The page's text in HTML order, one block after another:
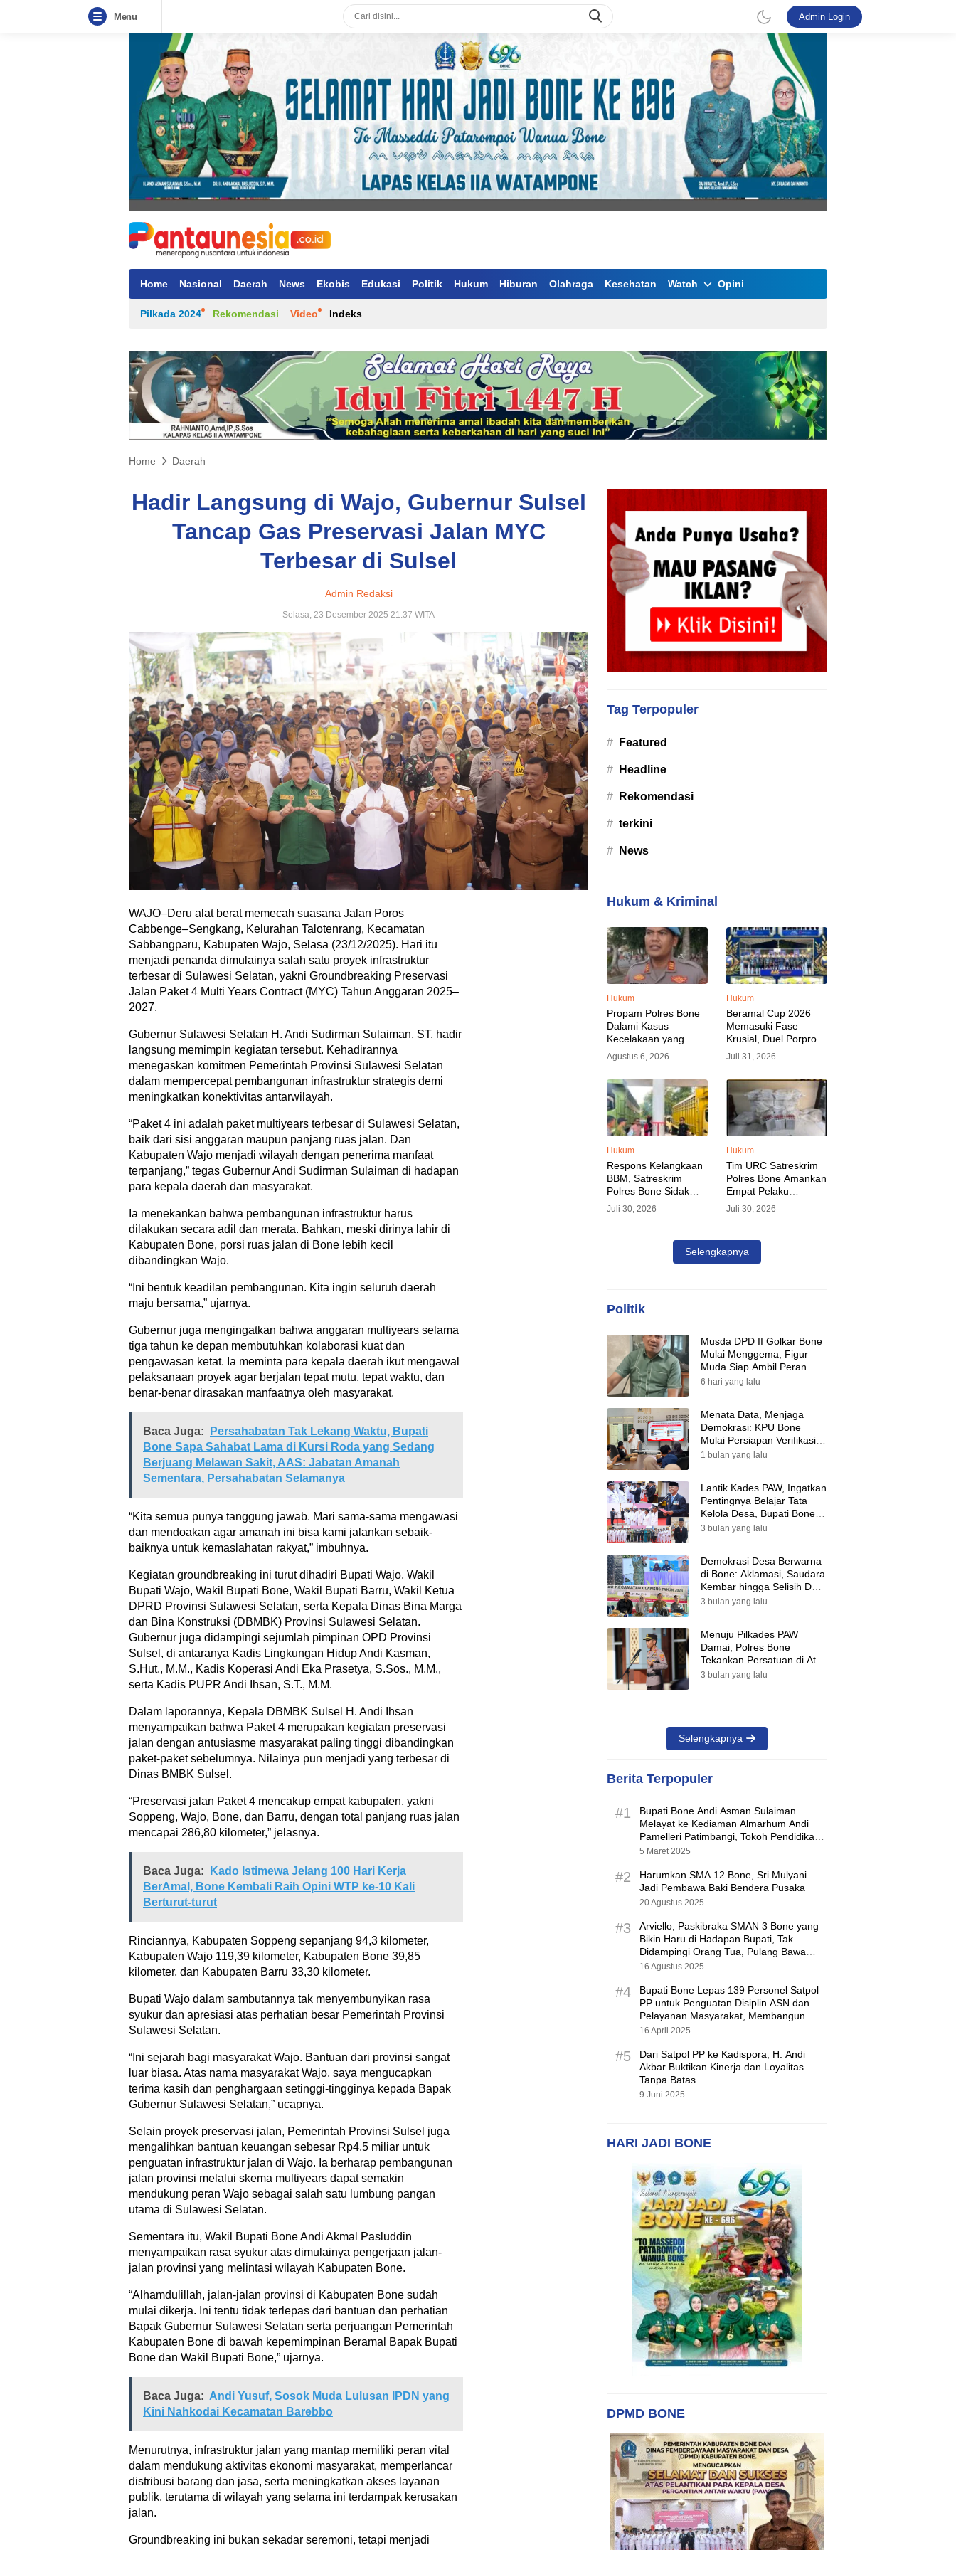
Menu Admin Login
Home Nasional Daerah News Ekobis Edukasi Politik Hukum Hiburan Olahraga Kesehatan Watch Opini
Pilkada 2024 Rekomendasi Video Indeks
Home Daerah
Hadir Langsung di Wajo, Gubernur Sulsel
Tancap Gas Preservasi Jalan MYC
Terbesar di Sulsel
Admin Redaksi
Selasa, 23 Desember 2025 21:37 WITA
WAJO–Deru alat berat memecah suasana Jalan Poros
Cabbenge–Sengkang, Kelurahan Talotenrang, Kecamatan
Sabbangparu, Kabupaten Wajo, Selasa (23/12/2025). Hari itu
menjadi penanda dimulainya salah satu proyek infrastruktur
terbesar di Sulawesi Selatan, yakni Groundbreaking Preservasi
Jalan Paket 4 Multi Years Contract (MYC) Tahun Anggaran 2025–
2027.
Gubernur Sulawesi Selatan H. Andi Sudirman Sulaiman, ST, hadir
langsung memimpin kegiatan tersebut. Kehadirannya
menegaskan komitmen Pemerintah Provinsi Sulawesi Selatan
dalam mempercepat pembangunan infrastruktur strategis demi
meningkatkan konektivitas antarwilayah.
“Paket 4 ini adalah paket multiyears terbesar di Sulawesi Selatan,
baik dari sisi anggaran maupun panjang ruas jalan. Dan
Kabupaten Wajo menjadi wilayah dengan penerima manfaat
terpanjang,” tegas Gubernur Andi Sudirman Sulaiman di hadapan
para kepala daerah dan masyarakat.
Ia menekankan bahwa pembangunan infrastruktur harus
dilakukan secara adil dan merata. Bahkan, meski dirinya lahir di
Kabupaten Bone, porsi ruas jalan di Bone lebih kecil
dibandingkan Wajo.
“Ini bentuk keadilan pembangunan. Kita ingin seluruh daerah
maju bersama,” ujarnya.
Gubernur juga mengingatkan bahwa anggaran multiyears selama
tiga tahun ke depan membutuhkan kolaborasi kuat dan
pengawasan ketat. Ia meminta para kepala daerah ikut mengawal
pelaksanaan proyek agar berjalan tepat mutu, tepat waktu, dan
benar-benar dirasakan manfaatnya oleh masyarakat.
Baca Juga:
Persahabatan Tak Lekang Waktu, Bupati
Bone Sapa Sahabat Lama di Kursi Roda yang Sedang
Berjuang Melawan Sakit, AAS: Jabatan Amanah
Sementara, Persahabatan Selamanya
“Kita semua punya tanggung jawab. Mari sama-sama mengawasi
dan mendoakan agar amanah ini bisa kami jalankan sebaik-
baiknya untuk kemaslahatan rakyat,” imbuhnya.
Kegiatan groundbreaking ini turut dihadiri Bupati Wajo, Wakil
Bupati Wajo, Wakil Bupati Bone, Wakil Bupati Barru, Wakil Ketua
DPRD Provinsi Sulawesi Selatan, serta Kepala Dinas Bina Marga
dan Bina Konstruksi (DBMBK) Provinsi Sulawesi Selatan.
Gubernur juga didampingi sejumlah pimpinan OPD Provinsi
Sulsel, di antaranya Kadis Lingkungan Hidup Andi Kasman,
S.Hut., M.M., Kadis Koperasi Andi Eka Prasetya, S.Sos., M.M.,
serta Kadis PUPR Andi Ihsan, S.T., M.M.
Dalam laporannya, Kepala DBMBK Sulsel H. Andi Ihsan
menyampaikan bahwa Paket 4 merupakan kegiatan preservasi
jalan dengan antusiasme masyarakat paling tinggi dibandingkan
paket-paket sebelumnya. Nilainya pun menjadi yang terbesar di
Dinas BMBK Sulsel.
“Preservasi jalan Paket 4 mencakup empat kabupaten, yakni
Soppeng, Wajo, Bone, dan Barru, dengan total panjang ruas jalan
mencapai 286,80 kilometer,” jelasnya.
Baca Juga:
Kado Istimewa Jelang 100 Hari Kerja
BerAmal, Bone Kembali Raih Opini WTP ke-10 Kali
Berturut-turut
Rinciannya, Kabupaten Soppeng sepanjang 94,3 kilometer,
Kabupaten Wajo 119,39 kilometer, Kabupaten Bone 39,85
kilometer, dan Kabupaten Barru 33,30 kilometer.
Bupati Wajo dalam sambutannya tak menyembunyikan rasa
syukur dan apresiasi atas perhatian besar Pemerintah Provinsi
Sulawesi Selatan.
“Ini sejarah bagi masyarakat Wajo. Bantuan dari provinsi sangat
luar biasa. Atas nama masyarakat Wajo, saya mengucapkan
terima kasih dan penghargaan setinggi-tingginya kepada Bapak
Gubernur Sulawesi Selatan,” ucapnya.
Selain proyek preservasi jalan, Pemerintah Provinsi Sulsel juga
mengalihkan bantuan keuangan sebesar Rp4,5 miliar untuk
penguatan infrastruktur jalan di Wajo. Ia berharap pembangunan
jalan provinsi melalui skema multiyears dapat semakin
mendukung peran Wajo sebagai salah satu lumbung pangan
utama di Sulawesi Selatan.
Sementara itu, Wakil Bupati Bone Andi Akmal Pasluddin
menyampaikan rasa syukur atas dimulainya pengerjaan jalan-
jalan provinsi yang melintasi wilayah Kabupaten Bone.
“Alhamdulillah, jalan-jalan provinsi di Kabupaten Bone sudah
mulai dikerja. Ini tentu tidak terlepas dari bantuan dan perhatian
Bapak Gubernur Sulawesi Selatan serta perjuangan Pemerintah
Kabupaten Bone di bawah kepemimpinan Beramal Bapak Bupati
Bone dan Wakil Bupati Bone,” ujarnya.
Baca Juga: Andi Yusuf, Sosok Muda Lulusan IPDN yang
Kini Nahkodai Kecamatan Barebbo
Menurutnya, infrastruktur jalan yang mantap memiliki peran vital
dalam mendukung aktivitas ekonomi masyarakat, memperlancar
distribusi barang dan jasa, serta meningkatkan akses layanan
publik, terutama di wilayah yang selama ini terdampak kerusakan
jalan.
Groundbreaking ini bukan sekadar seremoni, tetapi menjadi
Tag Terpopuler
# Featured
# Headline
# Rekomendasi
# terkini
# News
Hukum & Kriminal
Hukum
Propam Polres Bone
Dalami Kasus
Kecelakaan yang
Libatkan Oknum
Polisi, Pelaku Sudah
Diamankan
Agustus 6, 2026
Hukum
Beramal Cup 2026
Memasuki Fase
Krusial, Duel Porprov
Bone vs Trikora Wajo
Jadi Sorotan Malam
Ini
Juli 31, 2026
Hukum
Respons Kelangkaan
BBM, Satreskrim
Polres Bone Sidak
SPBU dan Pangkalan
LPG, AKP Alvin Aji
SPBU Agar Distribusi
BBM Tepat Sasaran
Juli 30, 2026
Hukum
Tim URC Satreskrim
Polres Bone Amankan
Empat Pelaku
Pencurian Aset PLN,
Kerugian Ditaksir
Juli 30, 2026
Selengkapnya
Politik
Musda DPD II Golkar Bone
Mulai Menggema, Figur
Muda Siap Ambil Peran
6 hari yang lalu
Menata Data, Menjaga
Demokrasi: KPU Bone
Mulai Persiapan Verifikasi
Partai Politik Menuju Pemilu
1 bulan yang lalu
Lantik Kades PAW, Ingatkan
Pentingnya Belajar Tata
Kelola Desa, Bupati Bone:
Tak Ada Lagi Kubu,
3 bulan yang lalu
Demokrasi Desa Berwarna
di Bone: Aklamasi, Saudara
Kembar hingga Selisih Dua
Suara Warnai Pilkades PAW
3 bulan yang lalu
Menuju Pilkades PAW
Damai, Polres Bone
Tekankan Persatuan di Atas
Perbedaan Pilihan
3 bulan yang lalu
Selengkapnya
Berita Terpopuler
#1
Bupati Bone Andi Asman Sulaiman
Melayat ke Kediaman Almarhum Andi
Pamelleri Patimbangi, Tokoh Pendidikan
Kabupaten Bone
5 Maret 2025
#2
Harumkan SMA 12 Bone, Sri Mulyani
Jadi Pembawa Baki Bendera Pusaka
20 Agustus 2025
#3
Arviello, Paskibraka SMAN 3 Bone yang
Bikin Haru di Hadapan Bupati, Tak
Didampingi Orang Tua, Pulang Bawa
Hadiah Motor
16 Agustus 2025
#4
Bupati Bone Lepas 139 Personel Satpol
PP untuk Penguatan Disiplin ASN dan
Pelayanan Masyarakat, Membangun
Pemerintahan yang Tertib dan Melayani
16 April 2025
#5
Dari Satpol PP ke Kadispora, H. Andi
Akbar Buktikan Kinerja dan Loyalitas
Tanpa Batas
9 Juni 2025
HARI JADI BONE
DPMD BONE